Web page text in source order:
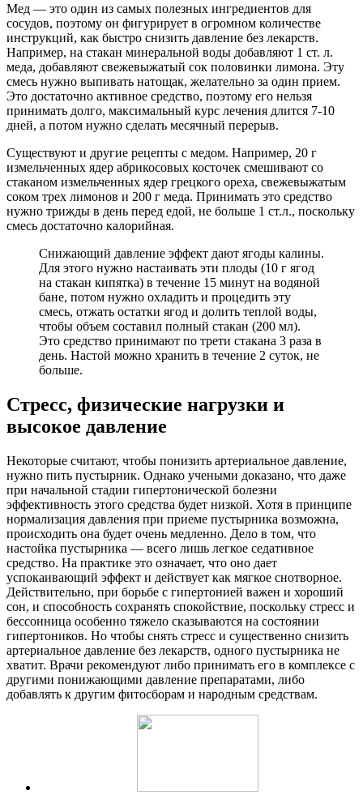
Мед — это один из самых полезных ингредиентов для
сосудов, поэтому он фигурирует в огромном количестве
инструкций, как быстро снизить давление без лекарств.
Например, на стакан минеральной воды добавляют 1 ст. л.
меда, добавляют свежевыжатый сок половинки лимона. Эту
смесь нужно выпивать натощак, желательно за один прием.
Это достаточно активное средство, поэтому его нельзя
принимать долго, максимальный курс лечения длится 7-10
дней, а потом нужно сделать месячный перерыв.
Существуют и другие рецепты с медом. Например, 20 г
измельченных ядер абрикосовых косточек смешивают со
стаканом измельченных ядер грецкого ореха, свежевыжатым
соком трех лимонов и 200 г меда. Принимать это средство
нужно трижды в день перед едой, не больше 1 ст.л., поскольку
смесь достаточно калорийная.
Снижающий давление эффект дают ягоды калины.
Для этого нужно настаивать эти плоды (10 г ягод
на стакан кипятка) в течение 15 минут на водяной
бане, потом нужно охладить и процедить эту
смесь, отжать остатки ягод и долить теплой воды,
чтобы объем составил полный стакан (200 мл).
Это средство принимают по трети стакана 3 раза в
день. Настой можно хранить в течение 2 суток, не
больше.
Стресс, физические нагрузки и
высокое давление
Некоторые считают, чтобы понизить артериальное давление,
нужно пить пустырник. Однако учеными доказано, что даже
при начальной стадии гипертонической болезни
эффективность этого средства будет низкой. Хотя в принципе
нормализация давления при приеме пустырника возможна,
происходить она будет очень медленно. Дело в том, что
настойка пустырника — всего лишь легкое седативное
средство. На практике это означает, что оно дает
успокаивающий эффект и действует как мягкое снотворное.
Действительно, при борьбе с гипертонией важен и хороший
сон, и способность сохранять спокойствие, поскольку стресс и
бессонница особенно тяжело сказываются на состоянии
гипертоников. Но чтобы снять стресс и существенно снизить
артериальное давление без лекарств, одного пустырника не
хватит. Врачи рекомендуют либо принимать его в комплексе с
другими понижающими давление препаратами, либо
добавлять к другим фитосборам и народным средствам.